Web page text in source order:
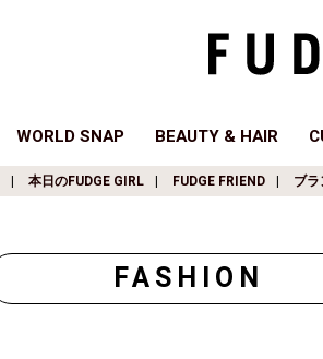
WORLD SNAP BEAUTY & HAIR
本日のFUDGE GIRL FUDGE FRIEND ブ
FASHION